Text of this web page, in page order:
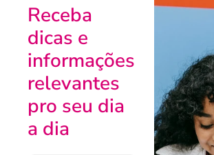
Receba
dicas e
informações
relevantes
pro seu dia
a dia